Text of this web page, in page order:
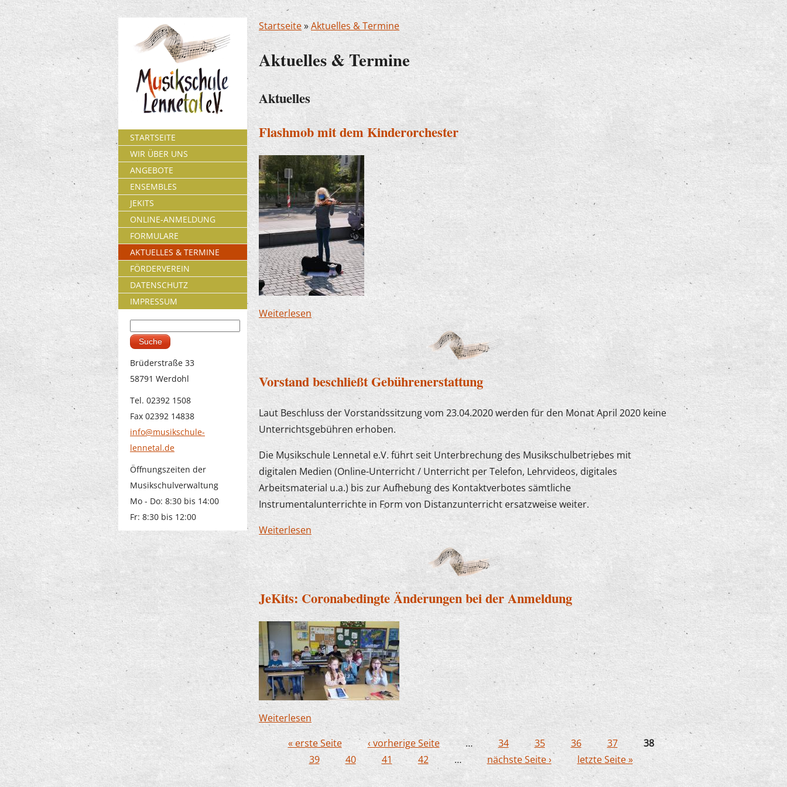
Startseite»Aktuelles & Termine
Aktuelles & Termine
Aktuelles
Flashmob mit dem Kinderorchester
Weiterlesenüber Flashmob mit dem Kinderorchester
Vorstand beschließt Gebührenerstattung
Laut Beschluss der Vorstandssitzung vom 23.04.2020 werden für den Monat April 2020 keine
Unterrichtsgebühren erhoben.
Die Musikschule Lennetal e.V. führt seit Unterbrechung des Musikschulbetriebes mit
digitalen Medien (Online-Unterricht / Unterricht per Telefon, Lehrvideos, digitales
Arbeitsmaterial u.a.) bis zur Aufhebung des Kontaktverbotes sämtliche
Instrumentalunterrichte in Form von Distanzunterricht ersatzweise weiter.
Weiterlesen über Vorstand beschließt Gebührenerstattung
JeKits: Coronabedingte Änderungen bei der Anmeldung
Weiterlesenüber JeKits: Coronabedingte Änderungen bei der Anmeldung
Seiten
« erste Seite ‹ vorherige Seite … 34 35 36 37
38
39
40 41 42 … nächste Seite › letzte Seite »
STARTSEITE
WIR ÜBER UNS
ANGEBOTE
ENSEMBLES
JEKITS
ONLINE-ANMELDUNG
FORMULARE
AKTUELLES & TERMINE
FÖRDERVEREIN
DATENSCHUTZ
IMPRESSUM
Suchformular
Brüderstraße 33
58791 Werdohl
Tel. 02392 1508
Fax 02392 14838
info@musikschule-
lennetal.de
Öffnungszeiten der
Musikschulverwaltung
Mo - Do: 8:30 bis 14:00
Fr: 8:30 bis 12:00